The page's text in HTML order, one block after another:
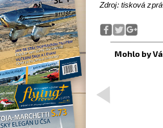
Zdroj: tisková